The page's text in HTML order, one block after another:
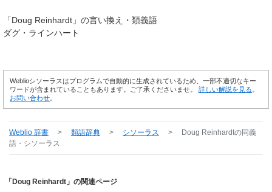
「Doug Reinhardt 」の言い換え・類義語
ダグ・ラインハート
Weblioシソーラスはプログラムで自動的に生成されているため、一部不適切なキー
ワードが含まれていることもあります。ご了承くださいませ。 詳しい解説を見る
お問い合わせ
Weblio 辞書 > 類語辞典 > シソーラス > Doug Reinhardtの同義
語・シソーラス
「Doug Reinhardt」の関連ページ